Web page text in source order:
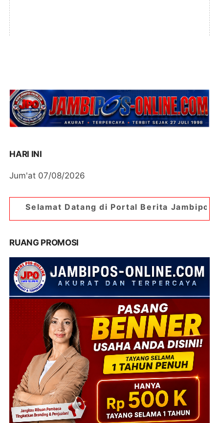
HARI INI
Jum'at 07/08/2026
di Portal Berita Jambipos Online. Portal
RUANG PROMOSI